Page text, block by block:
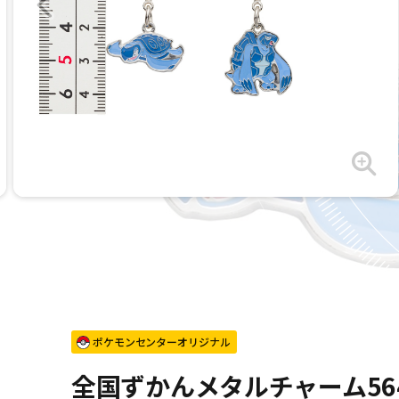
ポケモンセンターオリジナル
全国ずかんメタルチャーム